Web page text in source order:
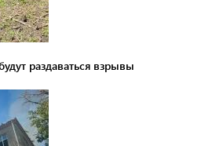
раздаваться взрывы